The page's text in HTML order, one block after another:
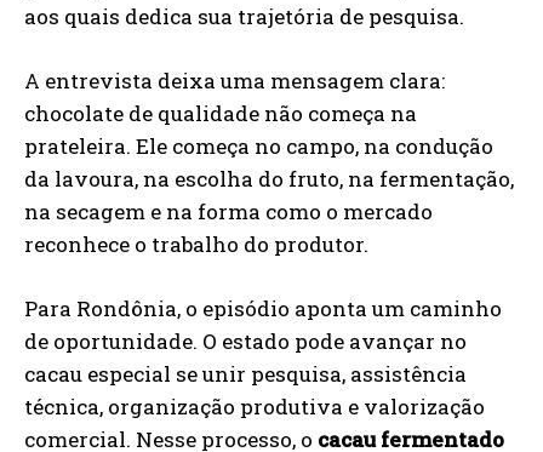
aos quais dedica sua trajetória de pesquisa.
A entrevista deixa uma mensagem clara:
chocolate de qualidade não começa na
prateleira. Ele começa no campo, na condução
da lavoura, na escolha do fruto, na fermentação,
na secagem e na forma como o mercado
reconhece o trabalho do produtor.
Para Rondônia, o episódio aponta um caminho
de oportunidade. O estado pode avançar no
cacau especial se unir pesquisa, assistência
técnica, organização produtiva e valorização
comercial. Nesse processo, o cacau fermentado